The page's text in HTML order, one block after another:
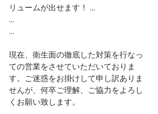
リュームが出せます！ …
…
…
現在、衛生面の徹底した対策を行なっ
ての営業をさせていただいておりま
す。ご迷惑をお掛けして申し訳ありま
せんが、何卒ご理解、ご協力をよろし
くお願い致します。